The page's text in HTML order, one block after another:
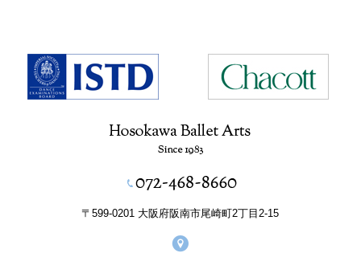
〒599-0201 大阪府阪南市尾崎町2丁目2-15